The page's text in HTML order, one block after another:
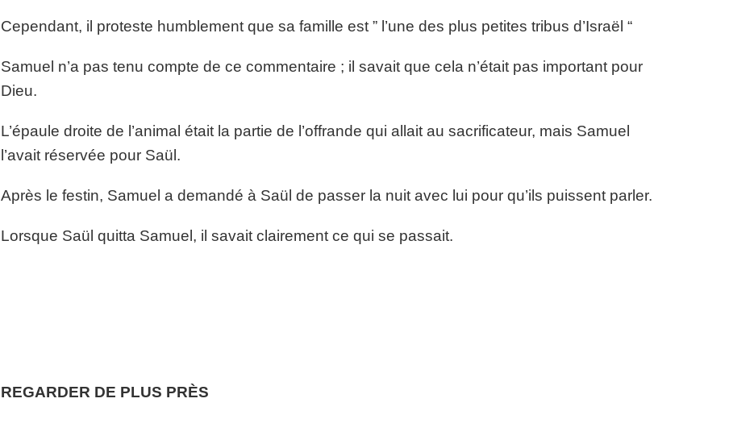
Cependant, il proteste humblement que sa famille est ” l’une des plus petites tribus d’Israël “
Samuel n’a pas tenu compte de ce commentaire ; il savait que cela n’était pas important pour
Dieu.
L’épaule droite de l’animal était la partie de l’offrande qui allait au sacrificateur, mais Samuel
l’avait réservée pour Saül.
Après le festin, Samuel a demandé à Saül de passer la nuit avec lui pour qu’ils puissent parler.
Lorsque Saül quitta Samuel, il savait clairement ce qui se passait.
REGARDER DE PLUS PRÈS